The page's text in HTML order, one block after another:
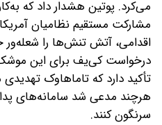
می‌کرد. پوتین هشدار داد که
مشارکت مستقیم نظامیان
اقدامی، آتش تنش‌ها را شعله‌ور
درخواست کی‌یف برای این
تأکید دارد که تاماهاوک
هرچند مدعی شد سامانه‌های
سرنگون کنند.